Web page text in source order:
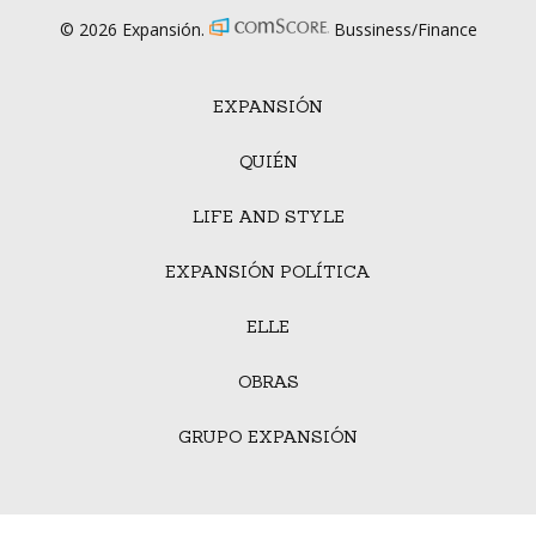
EXPANSIÓN
QUIÉN
LIFE AND STYLE
EXPANSIÓN POLÍTICA
ELLE
OBRAS
GRUPO EXPANSIÓN
© 2026 Expansión. Bussiness/Finance